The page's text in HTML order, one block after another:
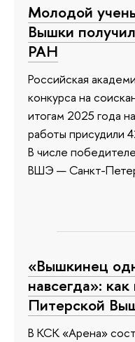
Молодой
Вышки
РАН
Российская
конкурса на
итогам 2025 года
работы присудили
В числе
ВШЭ — Санкт-
«Вышкинец
навсегда»:
Питерской
В КСК «Арена»